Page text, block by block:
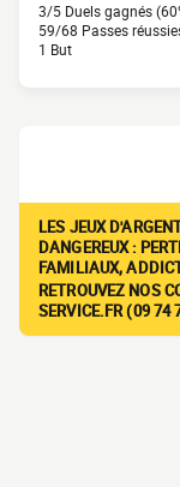
3/5 Duels gagnés
59/68 Passes
1 But
LES JEUX
DANGEREUX :
FAMILIAUX,
RETROUVEZ NOS
SERVICE.FR (09 74